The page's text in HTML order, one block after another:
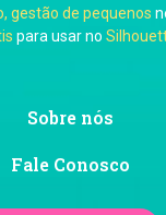
Mirthes
gestão de pequenos
para usar no
Sobre nós
Fale Conosco